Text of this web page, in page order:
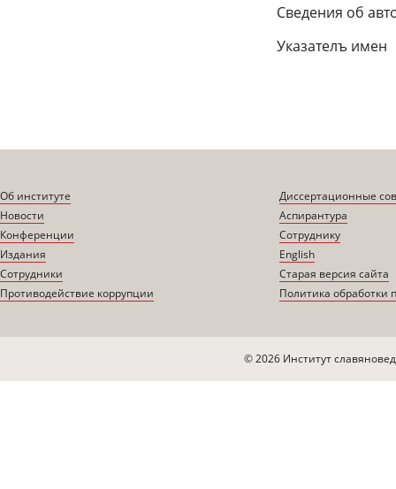
Сведения об
Указателъ имен
Об институте
Новости
Конференции
Издания
Сотрудники
Противодействие коррупции
Диссертационные
Аспирантура
Сотруднику
English
Старая версия сайта
Политика обработки
© 2026 Институт